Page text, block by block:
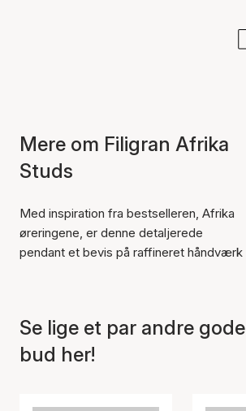
Mere om Filigran Afrika
Studs
Med inspiration fra bestselleren, Afrika
øreringene, er denne detaljerede
pendant et bevis på raffineret håndværk
Se lige et par andre gode
bud her!